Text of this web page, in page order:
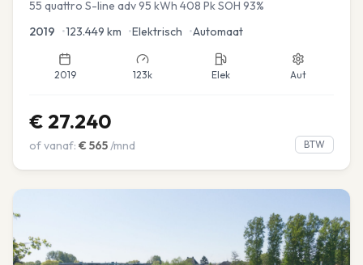
55 quattro S-line adv 95 kWh 408 Pk SOH 93%
2019 •123.449 km •Elektrisch •Automaat
2019 123k Elek Aut
€ 27.240
of vanaf: € 565/mnd BTW